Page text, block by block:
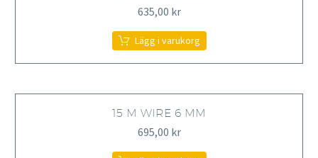
635,00 kr
Lägg i varukorg
15 M WIRE 6 MM
695,00 kr